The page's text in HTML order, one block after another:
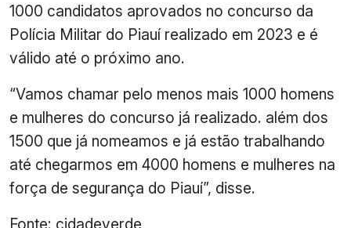
1000 candidatos aprovados no concurso da
Polícia Militar do Piauí realizado em 2023 e é
válido até o próximo ano.
“Vamos chamar pelo menos mais 1000 homens
e mulheres do concurso já realizado. além dos
1500 que já nomeamos e já estão trabalhando
até chegarmos em 4000 homens e mulheres na
força de segurança do Piauí”, disse.
Fonte: cidadeverde